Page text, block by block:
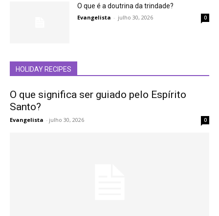
O que é a doutrina da trindade?
Evangelista - julho 30, 2026 0
HOLIDAY RECIPES
O que significa ser guiado pelo Espírito
Santo?
Evangelista - julho 30, 2026 0